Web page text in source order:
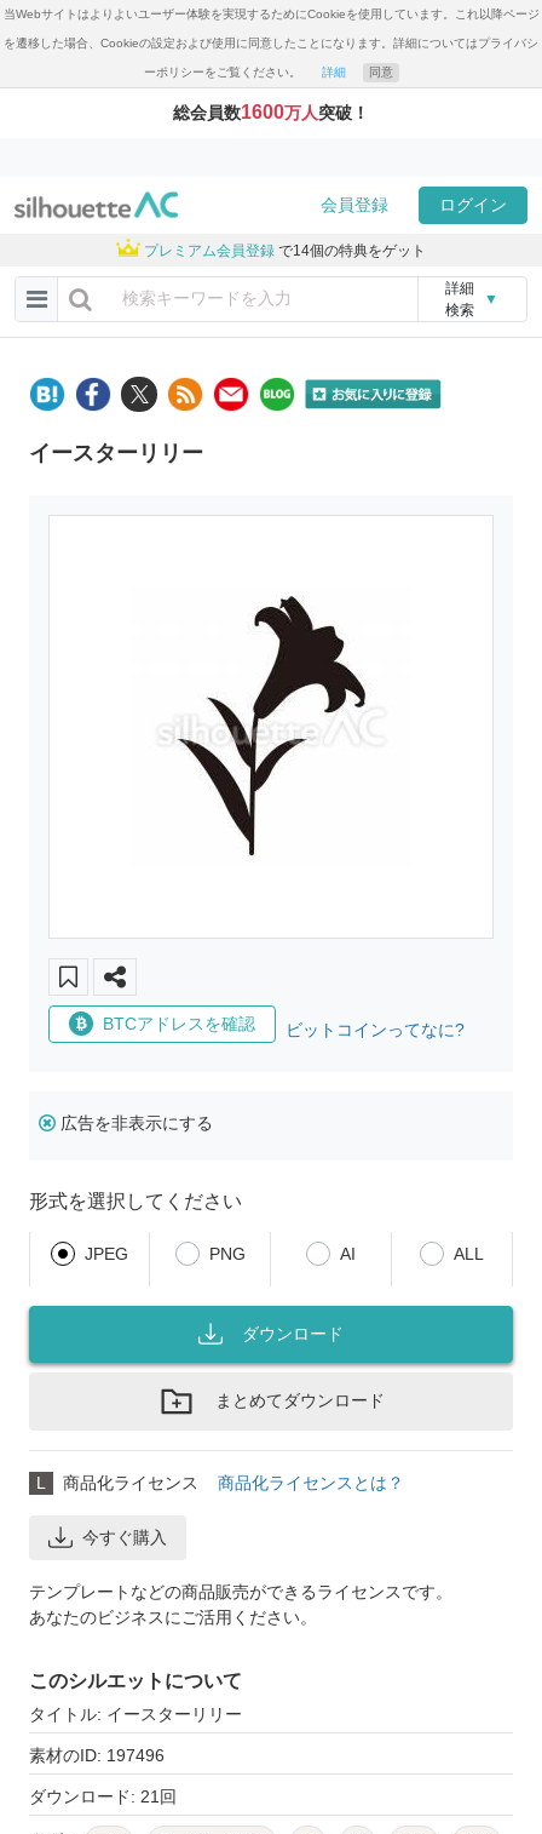
当Webサイトはよりよいユーザー体験を実現するためにCookieを使用しています。これ以降ページ
を遷移した場合、Cookieの設定および使用に同意したことになります。詳細についてはプライバシ
ーポリシーをご覧ください。 詳細 同意
総会員数1600万人突破！
会員登録 ログイン
プレミアム会員登録 で14個の特典をゲット
詳細
検索
▼
イースターリリー
BTCアドレスを確認 ビットコインってなに?
広告を非表示にする
形式を選択してください
JPEG PNG AI ALL
ダウンロード
まとめてダウンロード
L 商品化ライセンス 商品化ライセンスとは？
今すぐ購入
テンプレートなどの商品販売ができるライセンスです。
あなたのビジネスにご活用ください。
このシルエットについて
タイトル: イースターリリー
素材のID: 197496
ダウンロード: 21回